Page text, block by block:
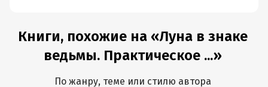
Книги, похожие на «Луна в знаке
ведьмы. Практическое ...»
По жанру, теме или стилю автора